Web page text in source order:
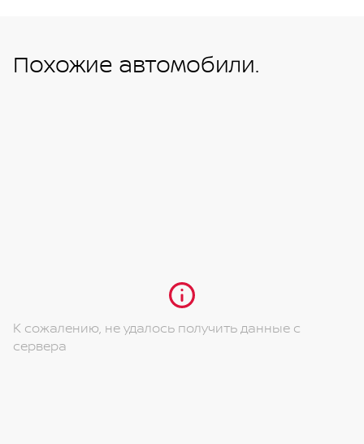
Похожие автомобили.
К сожалению, не удалось получить данные с
сервера